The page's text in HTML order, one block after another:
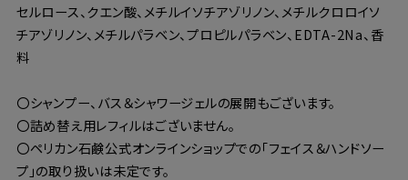
セルロース、クエン酸、メチルイソチアゾリノン、メチルクロロイソ
チアゾリノン、メチルパラベン、プロピルパラベン、EDTA-2Na、香
料
〇シャンプー、バス＆シャワージェルの展開もございます。
〇詰め替え用レフィルはございません。
〇ペリカン石鹸公式オンラインショップでの「フェイス＆ハンドソー
プ」の取り扱いは未定です。